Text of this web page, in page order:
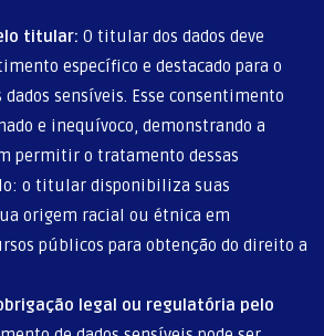
titular: O titular dos dados deve
específico e destacado para o
sensíveis. Esse consentimento
e inequívoco, demonstrando a
permitir o tratamento dessas
o titular disponibiliza suas
origem racial ou étnica em
públicos para obtenção do direito a
legal ou regulatória pelo